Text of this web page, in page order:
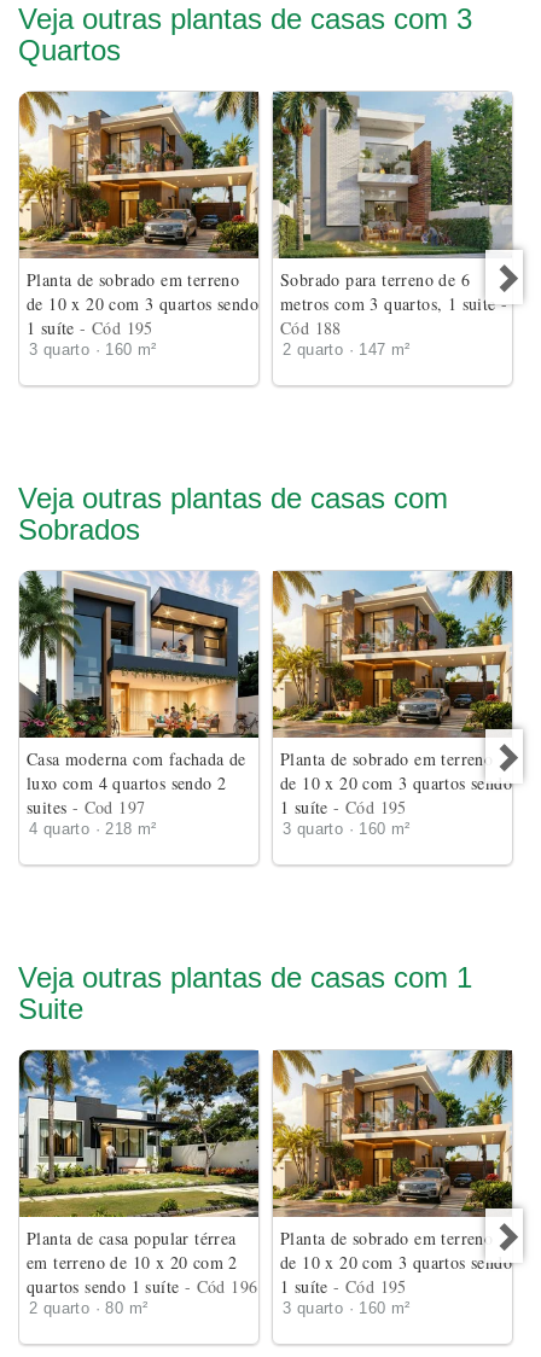
Veja outras plantas de casas com 3
Quartos
Planta de sobrado em terreno
de 10 x 20 com 3 quartos sendo
1 suíte- Cód 195
3 quarto · 160 m²
Sobrado para terreno de 6
metros com 3 quartos, 1 suite-
Cód 188
2 quarto · 147 m²
Veja outras plantas de casas com
Sobrados
Casa moderna com fachada de
luxo com 4 quartos sendo 2
suites - Cod 197
4 quarto · 218 m²
Planta de sobrado em terreno
de 10 x 20 com 3 quartos sendo
1 suíte- Cód 195
3 quarto · 160 m²
Veja outras plantas de casas com 1
Suite
Planta de casa popular térrea
em terreno de 10 x 20 com 2
quartos sendo 1 suíte - Cód 196
2 quarto · 80 m²
Planta de sobrado em terreno
de 10 x 20 com 3 quartos sendo
1 suíte- Cód 195
3 quarto · 160 m²